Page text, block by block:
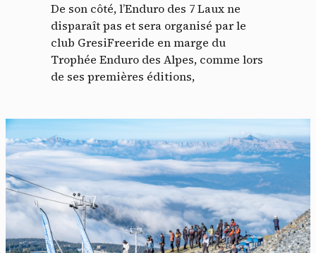
De son côté, l’Enduro des 7 Laux ne
disparaît pas et sera organisé par le
club GresiFreeride en marge du
Trophée Enduro des Alpes, comme lors
de ses premières éditions,